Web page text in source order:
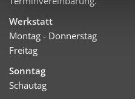
Werkstatt
Montag - Donnerstag
Freitag
Sonntag
Schautag